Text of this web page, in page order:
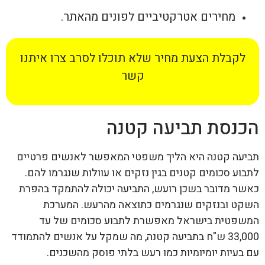
מחירים אטרקטיביים לפונים מהאתר.
לקבלת הצעת מחיר שלא תוכלו לסרב צרו איתנו
קשר
הכנסת תביעה קטנה
תביעה קטנה היא הליך משפטי המאפשר לאנשים פרטיים
לתבוע סכומים קטנים בגין נזקים או עוולות שנגרמו להם.
כאשר מדובר בשכן רועש, התביעה יכולה להתמקד בהפרת
השקט ובנזקים שנגרמים כתוצאה מהרעש. המערכת
המשפטית בישראל מאפשרת לתבוע סכומים של עד
33,000 ש"ח בתביעה קטנה, מה שמקל על אנשים להתמודד
עם בעיות יומיומיות כמו רעש בלתי פוסק מהשכנים.